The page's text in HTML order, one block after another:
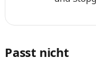
Passt nicht